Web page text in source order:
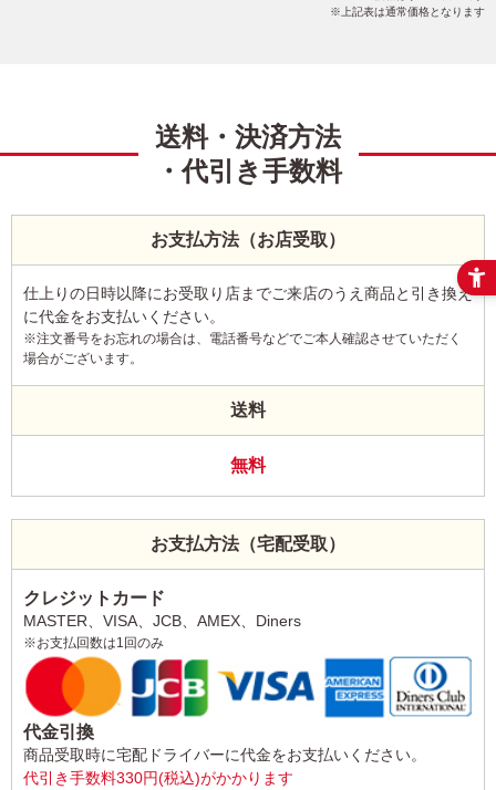
上記表は通常価格となります
送料・決済方法
・代引き手数料
お支払方法（お店受取）
仕上りの日時以降にお受取り店までご来店のうえ商品と引き換え
に代金をお支払いください。
※注文番号をお忘れの場合は、電話番号などでご本人確認させていただく
場合がございます。
送料
無料
お支払方法（宅配受取）
クレジットカード
MASTER、VISA、JCB、AMEX、Diners
※お支払回数は1回のみ
代金引換
商品受取時に宅配ドライバーに代金をお支払いください。
代引き手数料330円(税込)がかかります